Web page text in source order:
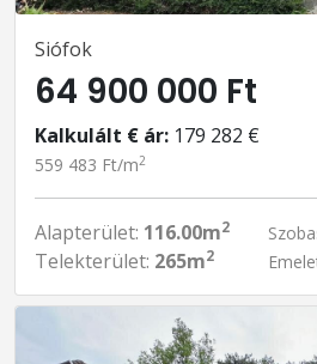
Siófok
64 900 000 Ft
Kalkulált € ár: 179 282 €
559 483 Ft/m2
Alapterület: 116.00m2
Telekterület: 265m2